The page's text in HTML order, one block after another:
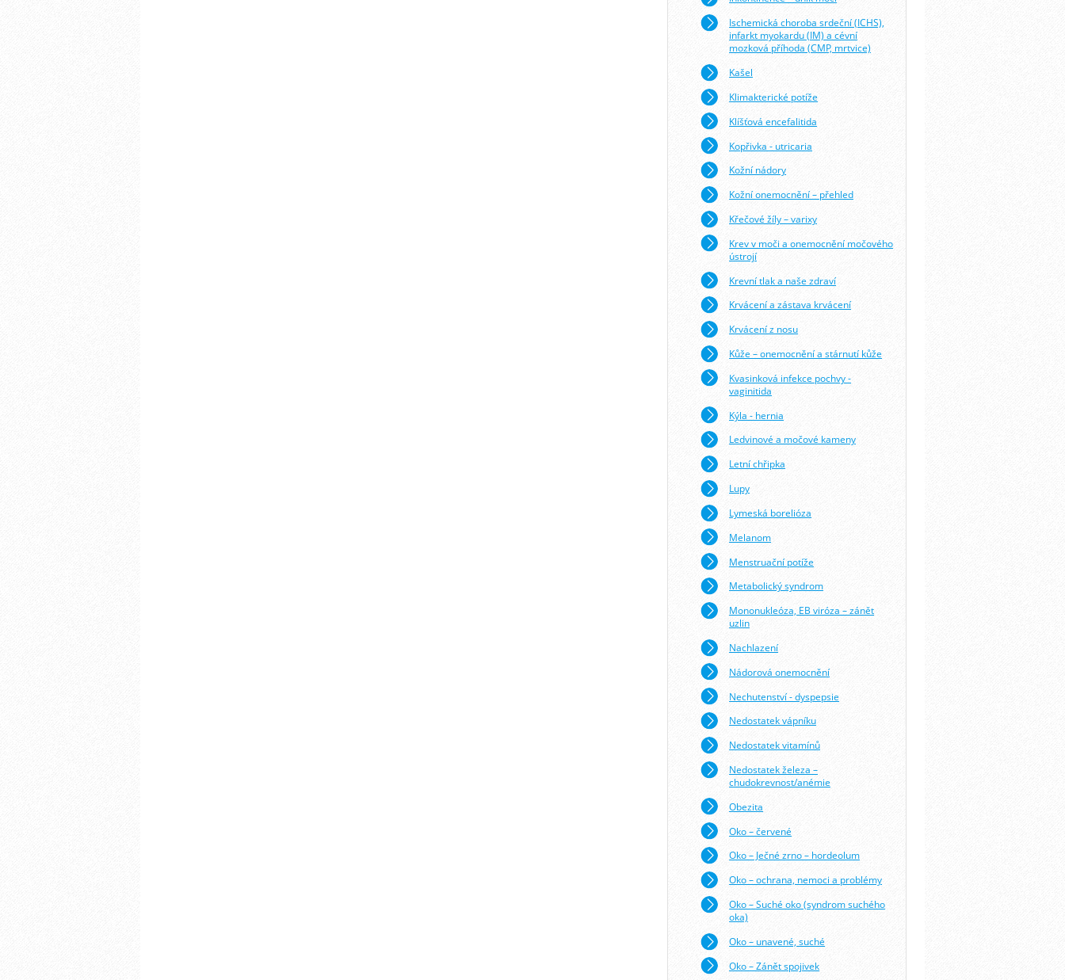
Ischemická choroba srdeční (ICHS),
infarkt myokardu (IM) a cévní
mozková příhoda (CMP, mrtvice)
Kašel
Klimakterické potíže
Klíšťová encefalitida
Kopřivka - utricaria
Kožní nádory
Kožní onemocnění – přehled
Křečové žíly – varixy
Krev v moči a onemocnění močového
ústrojí
Krevní tlak a naše zdraví
Krvácení a zástava krvácení
Krvácení z nosu
Kůže – onemocnění a stárnutí kůže
Kvasinková infekce pochvy -
vaginitida
Kýla - hernia
Ledvinové a močové kameny
Letní chřipka
Lupy
Lymeská borelióza
Melanom
Menstruační potíže
Metabolický syndrom
Mononukleóza, EB viróza – zánět
uzlin
Nachlazení
Nádorová onemocnění
Nechutenství - dyspepsie
Nedostatek vápníku
Nedostatek vitamínů
Nedostatek železa –
chudokrevnost/anémie
Obezita
Oko – červené
Oko – Ječné zrno – hordeolum
Oko – ochrana, nemoci a problémy
Oko – Suché oko (syndrom suchého
oka)
Oko – unavené, suché
Oko – Zánět spojivek